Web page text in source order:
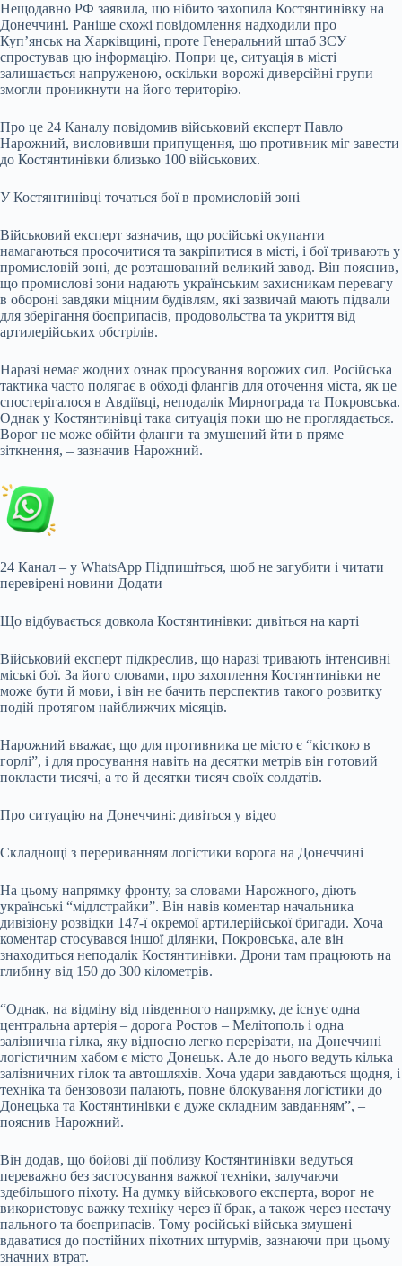
Нещодавно РФ заявила, що нібито захопила Костянтинівку на
Донеччині. Раніше схожі повідомлення надходили про
Куп’янськ на Харківщині, проте Генеральний штаб ЗСУ
спростував цю інформацію. Попри це, ситуація в місті
залишається напруженою, оскільки ворожі диверсійні групи
змогли проникнути на його територію.
Про це 24 Каналу повідомив військовий експерт Павло
Нарожний, висловивши припущення, що противник міг завести
до Костянтинівки близько 100 військових.
У Костянтинівці точаться бої в промисловій зоні
Військовий експерт зазначив, що російські окупанти
намагаються просочитися та закріпитися в місті, і бої тривають у
промисловій зоні, де розташований великий завод. Він пояснив,
що промислові зони надають українським захисникам перевагу
в обороні завдяки міцним будівлям, які зазвичай мають підвали
для зберігання боєприпасів, продовольства та укриття від
артилерійських обстрілів.
Наразі немає жодних ознак просування ворожих сил. Російська
тактика часто полягає в обході флангів для оточення міста, як це
спостерігалося в Авдіївці, неподалік Мирнограда та Покровська.
Однак у Костянтинівці така ситуація поки що не проглядається.
Ворог не може обійти фланги та змушений йти в пряме
зіткнення, – зазначив Нарожний.
24 Канал – у WhatsApp Підпишіться, щоб не загубити і читати
перевірені новини Додати
Що відбувається довкола Костянтинівки: дивіться на карті
Військовий експерт підкреслив, що наразі тривають інтенсивні
міські бої. За його словами, про захоплення Костянтинівки не
може бути й мови, і він не бачить перспектив такого розвитку
подій протягом найближчих місяців.
Нарожний вважає, що для противника це місто є “кісткою в
горлі”, і для просування навіть на десятки метрів він готовий
покласти тисячі, а то й десятки тисяч своїх солдатів.
Про ситуацію на Донеччині: дивіться у відео
Складнощі з перериванням логістики ворога на Донеччині
На цьому напрямку фронту, за словами Нарожного, діють
українські “мідлстрайки”. Він навів коментар начальника
дивізіону розвідки 147-ї окремої артилерійської бригади. Хоча
коментар стосувався іншої ділянки, Покровська, але він
знаходиться неподалік Костянтинівки. Дрони там працюють на
глибину від 150 до 300 кілометрів.
“Однак, на відміну від південного напрямку, де існує одна
центральна артерія – дорога Ростов – Мелітополь і одна
залізнична гілка, яку відносно легко перерізати, на Донеччині
логістичним хабом є місто Донецьк. Але до нього ведуть кілька
залізничних гілок та автошляхів. Хоча удари завдаються щодня, і
техніка та бензовози палають, повне блокування логістики до
Донецька та Костянтинівки є дуже складним завданням”, –
пояснив Нарожний.
Він додав, що бойові дії поблизу Костянтинівки ведуться
переважно без застосування важкої техніки, залучаючи
здебільшого піхоту. На думку військового експерта, ворог не
використовує важку техніку через її брак, а також через нестачу
пального та боєприпасів. Тому російські війська змушені
вдаватися до постійних піхотних штурмів, зазнаючи при цьому
значних втрат.